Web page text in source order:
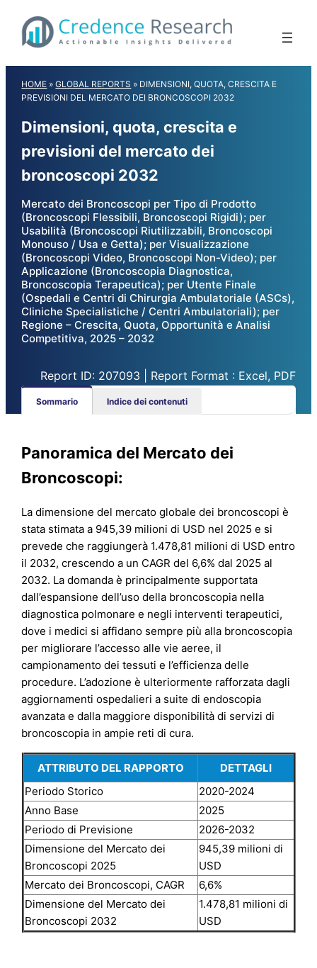
content
HOME »GLOBAL REPORTS » DIMENSIONI, QUOTA, CRESCITA E
PREVISIONI DEL MERCATO DEI BRONCOSCOPI 2032
Dimensioni, quota, crescita e
previsioni del mercato dei
broncoscopi 2032
Mercato dei Broncoscopi per Tipo di Prodotto
(Broncoscopi Flessibili, Broncoscopi Rigidi); per
Usabilità (Broncoscopi Riutilizzabili, Broncoscopi
Monouso / Usa e Getta); per Visualizzazione
(Broncoscopi Video, Broncoscopi Non-Video); per
Applicazione (Broncoscopia Diagnostica,
Broncoscopia Terapeutica); per Utente Finale
(Ospedali e Centri di Chirurgia Ambulatoriale (ASCs),
Cliniche Specialistiche / Centri Ambulatoriali); per
Regione – Crescita, Quota, Opportunità e Analisi
Competitiva, 2025 – 2032
Report ID: 207093 | Report Format : Excel, PDF
Sommario Indice dei contenuti
Panoramica del Mercato dei
Broncoscopi:
La dimensione del mercato globale dei broncoscopi è
stata stimata a 945,39 milioni di USD nel 2025 e si
prevede che raggiungerà 1.478,81 milioni di USD entro
il 2032, crescendo a un CAGR del 6,6% dal 2025 al
2032. La domanda è principalmente supportata
dall’espansione dell’uso della broncoscopia nella
diagnostica polmonare e negli interventi terapeutici,
dove i medici si affidano sempre più alla broncoscopia
per migliorare l’accesso alle vie aeree, il
campionamento dei tessuti e l’efficienza delle
procedure. L’adozione è ulteriormente rafforzata dagli
aggiornamenti ospedalieri a suite di endoscopia
avanzata e dalla maggiore disponibilità di servizi di
broncoscopia in ampie reti di cura.
ATTRIBUTO DEL RAPPORTO
DETTAGLI
Periodo Storico
2020-2024
Anno Base
2025
Periodo di Previsione
2026-2032
Dimensione del Mercato dei
Broncoscopi 2025
945,39 milioni di
USD
Mercato dei Broncoscopi, CAGR
6,6%
Dimensione del Mercato dei
Broncoscopi 2032
1.478,81 milioni di
USD